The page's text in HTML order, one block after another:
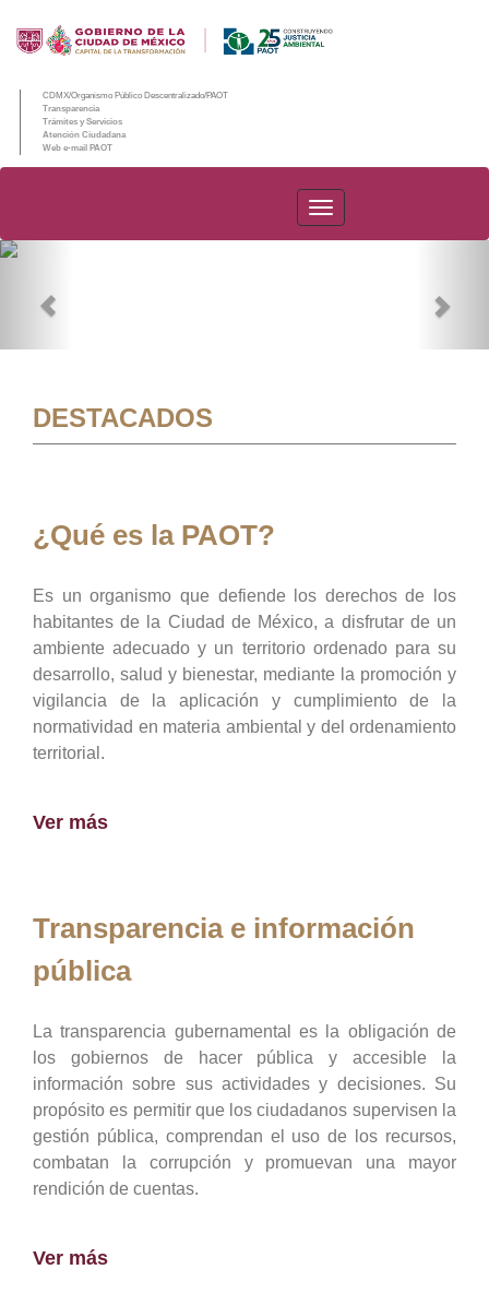
CDMX/Organismo Público Descentralizado/PAOT
Transparencia
Trámites y Servicios
Atención Ciudadana
Web e-mail PAOT
PAOT
DESTACADOS
¿Qué es la PAOT?
Es un organismo que defiende los derechos de los
habitantes de la Ciudad de México, a disfrutar de un
ambiente adecuado y un territorio ordenado para su
desarrollo, salud y bienestar, mediante la promoción y
vigilancia de la aplicación y cumplimiento de la
normatividad en materia ambiental y del ordenamiento
territorial.
Ver más
Transparencia e información
pública
La transparencia gubernamental es la obligación de
los gobiernos de hacer pública y accesible la
información sobre sus actividades y decisiones. Su
propósito es permitir que los ciudadanos supervisen la
gestión pública, comprendan el uso de los recursos,
combatan la corrupción y promuevan una mayor
rendición de cuentas.
Ver más